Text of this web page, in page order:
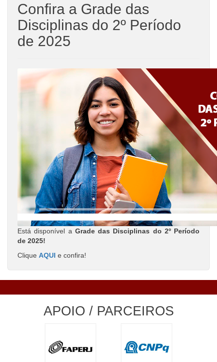
Confira a Grade das
Disciplinas do 2º Período
de 2025
Está disponível a Grade das Disciplinas do 2º Período
de 2025!
Clique AQUI e confira!
APOIO / PARCEIROS